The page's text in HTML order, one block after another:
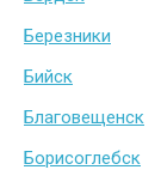
Березники
Бийск
Благовещенск
Борисоглебск